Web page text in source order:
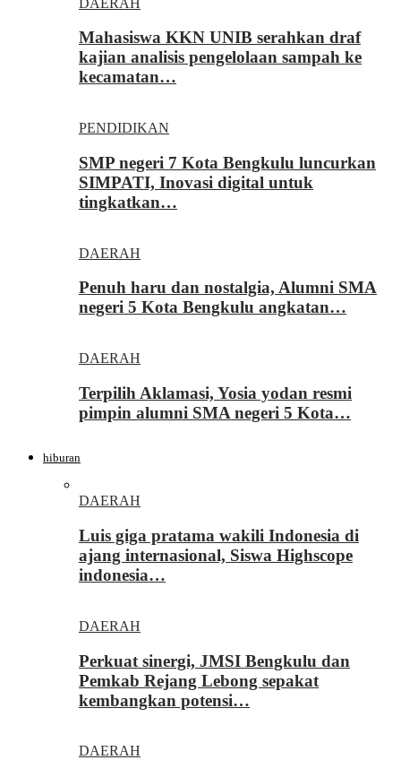
Mahasiswa KKN UNIB serahkan draf
kajian analisis pengelolaan sampah ke
kecamatan…
PENDIDIKAN
SMP negeri 7 Kota Bengkulu luncurkan
SIMPATI, Inovasi digital untuk
tingkatkan…
DAERAH
Penuh haru dan nostalgia, Alumni SMA
negeri 5 Kota Bengkulu angkatan…
DAERAH
Terpilih Aklamasi, Yosia yodan resmi
pimpin alumni SMA negeri 5 Kota…
hiburan
DAERAH
Luis giga pratama wakili Indonesia di
ajang internasional, Siswa Highscope
indonesia…
DAERAH
Perkuat sinergi, JMSI Bengkulu dan
Pemkab Rejang Lebong sepakat
kembangkan potensi…
DAERAH